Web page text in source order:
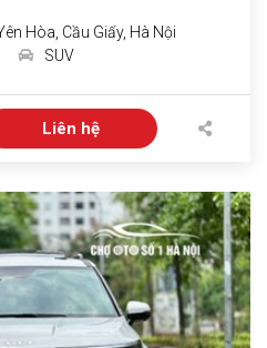
Hòa, Cầu Giấy, Hà Nội
SUV
Liên hệ